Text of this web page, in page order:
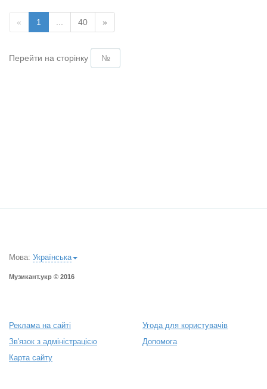
« 1 40 »
Перейти на сторінку
Мова: Українська
Музикант.укр © 2016
Реклама на сайті
Зв'язок з адміністрацією
Карта сайту
Угода для користувачів
Допомога